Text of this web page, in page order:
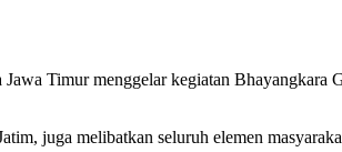
Timur menggelar kegiatan
juga melibatkan seluruh elemen